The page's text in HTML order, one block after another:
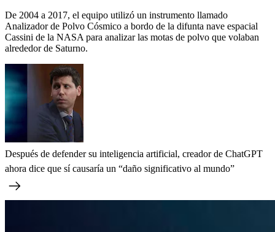
De 2004 a 2017, el equipo utilizó un instrumento llamado
Analizador de Polvo Cósmico a bordo de la difunta nave espacial
Cassini de la NASA para analizar las motas de polvo que volaban
alrededor de Saturno.
Después de defender su inteligencia artificial, creador de ChatGPT
ahora dice que sí causaría un “daño significativo al mundo”